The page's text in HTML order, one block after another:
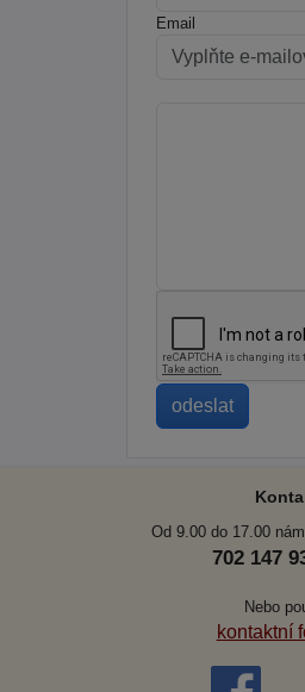
Email
Od 9.00 do 17.00
702 147
Nebo
kontaktní